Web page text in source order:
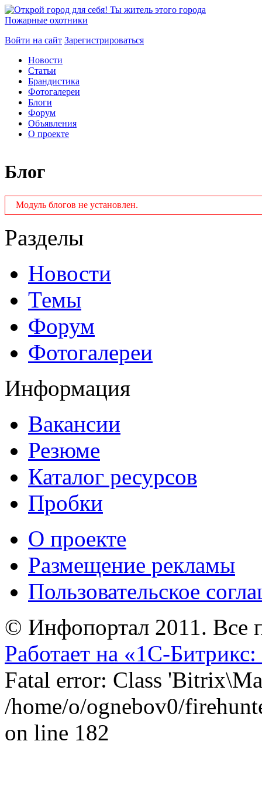
Пожарные охотники
Войти на сайт Зарегистрироваться
Новости
Статьи
Брандистика
Фотогалереи
Блоги
Форум
Объявления
О проекте
Блог
Модуль блогов не установлен.
Разделы
Новости
Темы
Форум
Фотогалереи
Информация
Вакансии
Резюме
Каталог ресурсов
Пробки
О проекте
Размещение рекламы
Пользовательское
© Инфопортал 2011. Все
Работает на «1С-
Fatal error: Class
/home/o/ognebov0/
on line 182